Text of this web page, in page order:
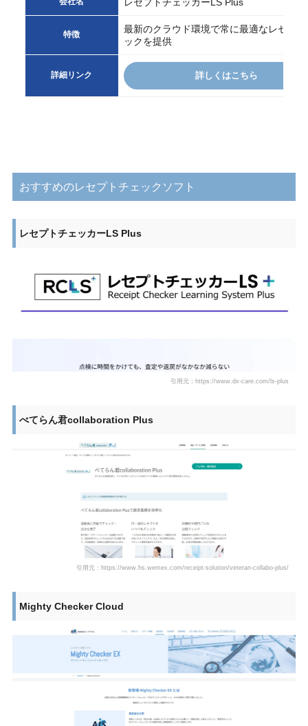
特徴
最新のクラウド環境で常に最適なレセプ
ックを提供
詳細リンク 詳しくはこちら
おすすめのレセプトチェックソフト
レセプトチェッカーLS Plus
引用元：https://www.dx-care.com/ls-plus
べてらん君collaboration Plus
引用元：https://www.hs.wemex.com/receipt-solution/veteran-collabo-plus/
Mighty Checker Cloud